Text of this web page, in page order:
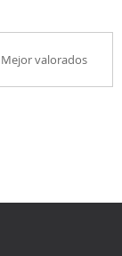
Mejor valorados